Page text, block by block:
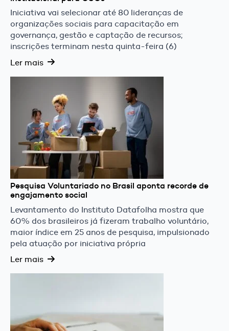
Iniciativa vai selecionar até 80 lideranças de
organizações sociais para capacitação em
governança, gestão e captação de recursos;
inscrições terminam nesta quinta-feira (6)
Ler mais
Pesquisa Voluntariado no Brasil aponta recorde de
engajamento social
Levantamento do Instituto Datafolha mostra que
60% dos brasileiros já fizeram trabalho voluntário,
maior índice em 25 anos de pesquisa, impulsionado
pela atuação por iniciativa própria
Ler mais